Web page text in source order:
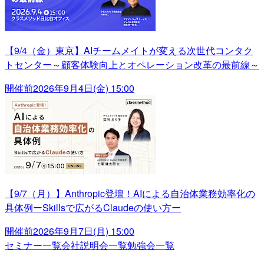
【9/4（金）東京】AIチームメイトが変える次世代コンタク
トセンター～顧客体験向上とオペレーション改革の最前線～
開催前2026年9月4日(金) 15:00
【9/7（月）】Anthropic登壇！AIによる自治体業務効率化の
具体例ーSkillsで広がるClaudeの使い方ー
開催前2026年9月7日(月) 15:00
セミナー一覧会社説明会一覧勉強会一覧